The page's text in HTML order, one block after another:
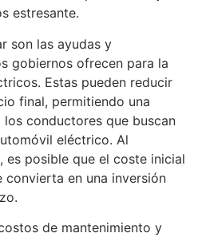
estresante.
son las ayudas y
gobiernos ofrecen para la
Estas pueden reducir
final, permitiendo una
conductores que buscan
eléctrico. Al
es posible que el coste inicial
convierta en una inversión
de mantenimiento y